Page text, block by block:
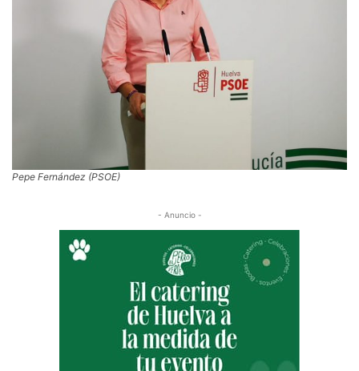
Pepe Fernández (PSOE)
- Anuncio -